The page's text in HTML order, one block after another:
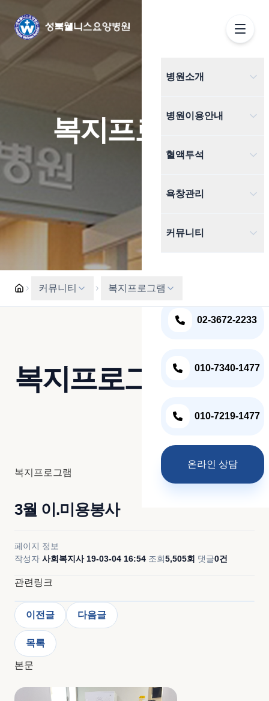
병원소개
인사말
진료협력병원
오시는 길
병원이용안내
입퇴원안내
의무기록발급
혈액투석
혈액투석
욕창관리
욕창치료기
커뮤니티
주간식단표
02-3672-2233
010-7340-1477
010-7219-1477
온라인 상담
복지프로그램
커뮤니티 복지프로그램
복지프로그램
복지프로그램
3월 이.미용봉사
페이지 정보
작성자 사회복지사 19-03-04 16:54 조회5,505회 댓글0건
관련링크
이전글 다음글
목록
본문